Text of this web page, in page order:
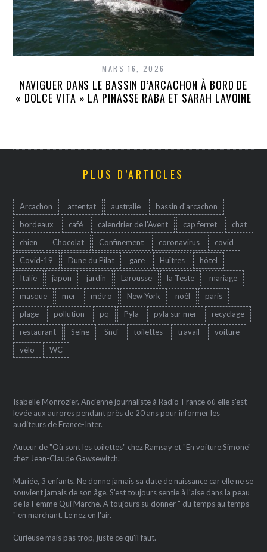
MARS 16, 2026
NAVIGUER DANS LE BASSIN D’ARCACHON À BORD DE
« DOLCE VITA » LA PINASSE RABA ET SARAH LAVOINE
PLUS D’ARTICLES
Arcachon attentat australie
bassin d'arcachon
bordeaux
café calendrier de l'Avent cap ferret
chat
chien
Chocolat Confinement coronavirus
covid
Covid-19
Dune du Pilat gare Huîtres
hôtel
Italie
japon jardin Larousse la Teste
mariage
masque
mer métro New York noêl
paris
plage
pollution pq Pyla pyla sur mer
recyclage
restaurant
Seine Sncf toilettes travail
voiture
vélo
WC
Isabelle Monrozier. Ancienne journaliste à Radio-France où elle s'est
levée aux aurores pendant près de 20 ans pour informer les
auditeurs de France-Inter.
Auteur de "Où sont les toilettes" chez Ramsay et "En voiture Simone"
chez Jean-Claude Gawsewitch.
Mariée, 3 enfants. Ne donne jamais sa date de naissance car elle ne se
souvient jamais de son âge. S'est toujours sentie à l'aise dans la peau
de la Femme Qui Marche. A toujours su donner " du temps au temps
" en marchant. Le nez en l'air.
Curieuse mais pas trop, juste ce qu'il faut.